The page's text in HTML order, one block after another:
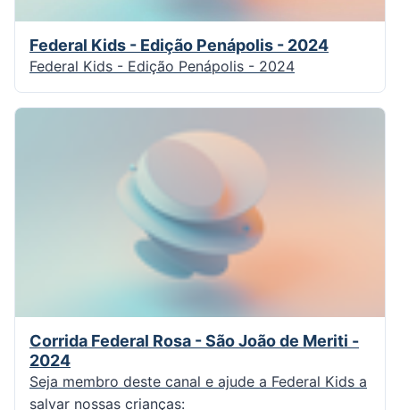
Federal Kids - Edição Penápolis - 2024
Federal Kids - Edição Penápolis - 2024
Corrida Federal Rosa - São João de Meriti -
2024
Seja membro deste canal e ajude a Federal Kids a
salvar nossas crianças: